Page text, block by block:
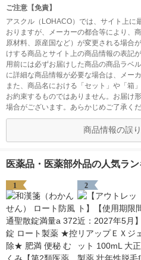
ご注意【免責】
アスクル（LOHACO）では、サイト上に
おりますが、メーカーの都合等により、
原材料、原産国など）が変更される場合
けする商品とサイト上の商品情報の表記
用前には必ずお届けした商品の商品ラベ
に詳細な商品情報が必要な場合は、メー
また、商品名における「セット」や「箱
お約束するものではありません。お届け
場合がございます。あらかじめご了承くだ
商品情報の誤
医薬品・医薬部外品の人気ラ
1 2